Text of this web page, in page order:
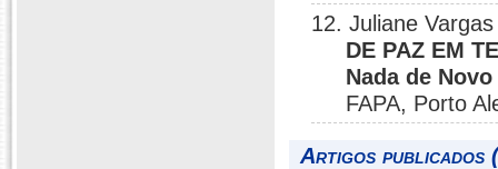
12. Juliane
DE PAZ EM
Nada de
FAPA, Porto
Artigos publicados